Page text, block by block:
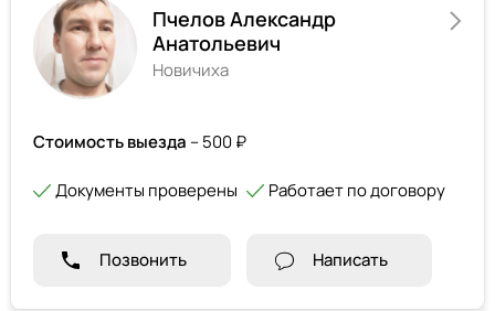
Пчелов Александр
Анатольевич
Новичиха
Стоимость выезда – 500 ₽
Документы проверены Работает по договору
Позвонить Написать